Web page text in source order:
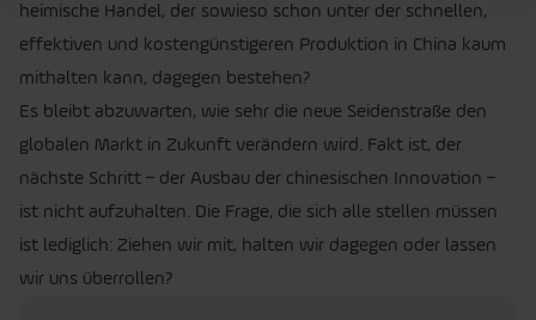
heimische Handel, der sowieso schon unter der schnellen,
effektiven und kostengünstigeren Produktion in China kaum
mithalten kann, dagegen bestehen?
Es bleibt abzuwarten, wie sehr die neue Seidenstraße den
globalen Markt in Zukunft verändern wird. Fakt ist, der
nächste Schritt – der Ausbau der chinesischen Innovation –
ist nicht aufzuhalten. Die Frage, die sich alle stellen müssen
ist lediglich: Ziehen wir mit, halten wir dagegen oder lassen
wir uns überrollen?